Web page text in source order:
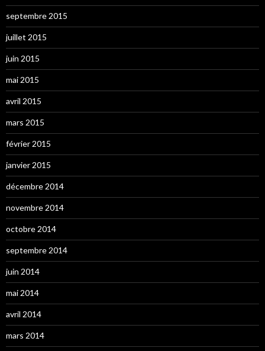
septembre 2015
juillet 2015
juin 2015
mai 2015
avril 2015
mars 2015
février 2015
janvier 2015
décembre 2014
novembre 2014
octobre 2014
septembre 2014
juin 2014
mai 2014
avril 2014
mars 2014